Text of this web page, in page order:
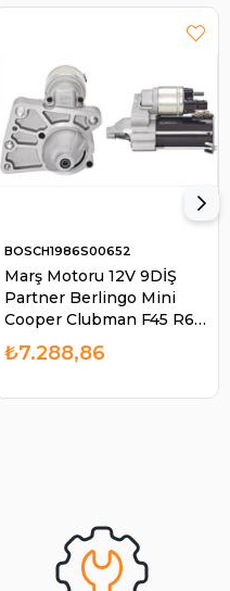
Marş Motoru 12V 9DİŞ
Partner Berlingo Mini
Cooper Clubman F45 R60
| BOSCH 1986S00652
BOSCH1986S00652
₺7.288,86